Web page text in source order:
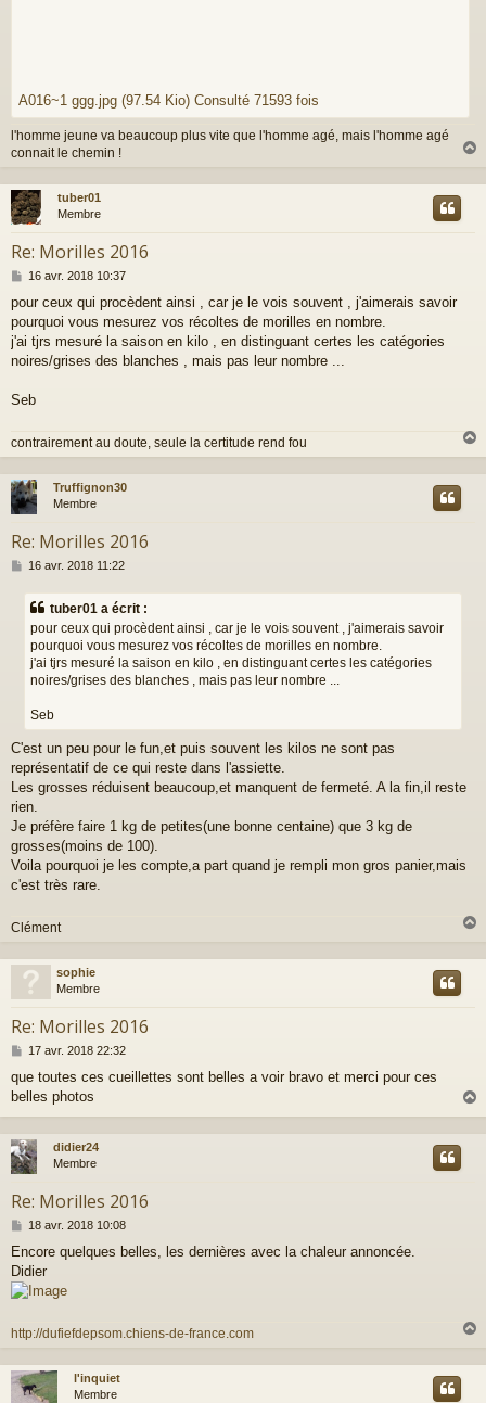
A016~1 ggg.jpg (97.54 Kio) Consulté 71593 fois
l'homme jeune va beaucoup plus vite que l'homme agé, mais l'homme agé
connait le chemin !
u
tuber01
Membre
Re: Morilles 2016
M
s
s
a
g
16 avr. 2018 10:37
pour ceux qui procèdent ainsi , car je le vois souvent , j'aimerais savoir
pourquoi vous mesurez vos récoltes de morilles en nombre.
j'ai tjrs mesuré la saison en kilo , en distinguant certes les catégories
noires/grises des blanches , mais pas leur nombre ...
Seb
contrairement au doute, seule la certitude rend fou
a
Truffignon30
Membre
Re: Morilles 2016
M
s
16 avr. 2018 11:22
tuber01 a écrit :
pour ceux qui procèdent ainsi , car je le vois souvent , j'aimerais savoir
pourquoi vous mesurez vos récoltes de morilles en nombre.
j'ai tjrs mesuré la saison en kilo , en distinguant certes les catégories
noires/grises des blanches , mais pas leur nombre ...
Seb
C'est un peu pour le fun,et puis souvent les kilos ne sont pas
représentatif de ce qui reste dans l'assiette.
Les grosses réduisent beaucoup,et manquent de fermeté. A la fin,il reste
rien.
Je préfère faire 1 kg de petites(une bonne centaine) que 3 kg de
grosses(moins de 100).
Voila pourquoi je les compte,a part quand je rempli mon gros panier,mais
c'est très rare.
Clément
u
sophie
Membre
Re: Morilles 2016
M
s
s
a
e
17 avr. 2018 22:32
que toutes ces cueillettes sont belles a voir bravo et merci pour ces
belles photos
a
didier24
Membre
Re: Morilles 2016
M
s
s
a
18 avr. 2018 10:08
Encore quelques belles, les dernières avec la chaleur annoncée.
Didier
http://dufiefdepsom.chiens-de-france.com
u
l'inquiet
Membre